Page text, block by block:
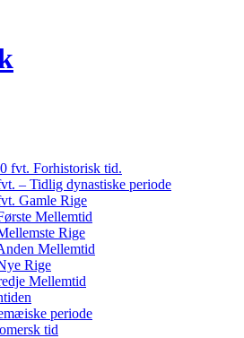
fvt. Forhistorisk tid.
– Tidlig dynastiske periode
Gamle Rige
Mellemtid
Rige
Mellemtid
Rige
Mellemtid
periode
tid